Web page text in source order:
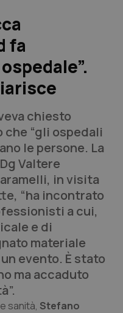
fa
chiesto
“gli ospedali
le persone. La
Valtere
in visita
“ha incontrato
a cui,
e di
materiale
evento. È stato
ma accaduto
sanità, Stefano